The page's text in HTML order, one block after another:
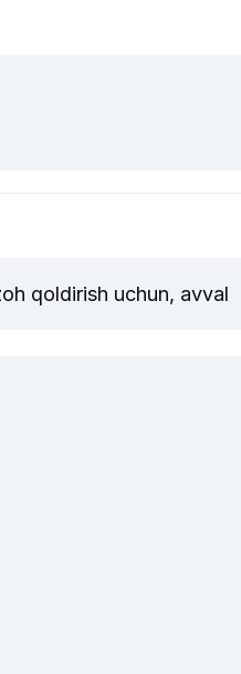
qoldirish uchun, avval